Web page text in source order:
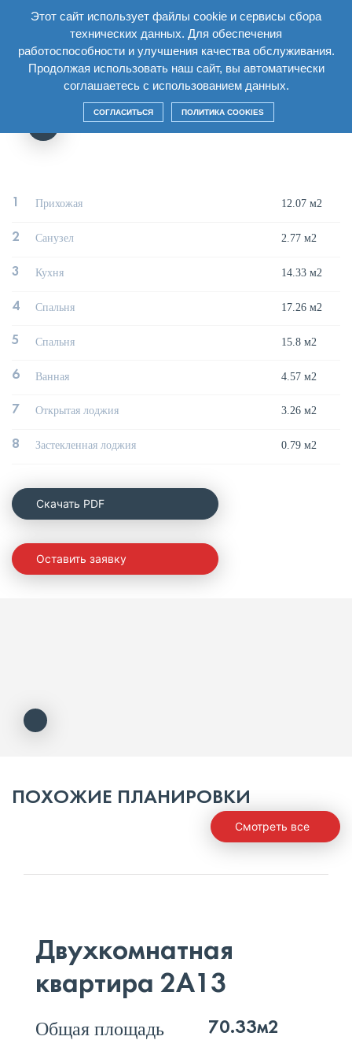
Этот сайт использует файлы cookie и сервисы сбора
технических данных. Для обеспечения
работоспособности и улучшения качества обслуживания.
Продолжая использовать наш сайт, вы автоматически
соглашаетесь с использованием данных.
СОГЛАСИТЬСЯ ПОЛИТИКА COOKIES
RU
Главная Секция1 Этаж4 Двухкомнатная квартира 2Б9
ДВУХКОМНАТНАЯ КВАРТИРА 2Б9
1 Прихожая 12.07 м2
2 Санузел 2.77 м2
3 Кухня 14.33 м2
4 Спальня 17.26 м2
5 Спальня 15.8 м2
6 Ванная 4.57 м2
7 Открытая лоджия 3.26 м2
8 Застекленная лоджия 0.79 м2
Cкачать PDF
Оставить заявку
ПОХОЖИЕ ПЛАНИРОВКИ
Смотреть все
Двухкомнатная
квартира 2А13
Общая площадь 70.33м2